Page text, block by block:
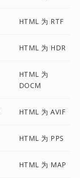
HTML 为 RTF
HTML 为 HDR
HTML 为
DOCM
HTML 为 AVIF
HTML 为 PPS
HTML 为 MAP